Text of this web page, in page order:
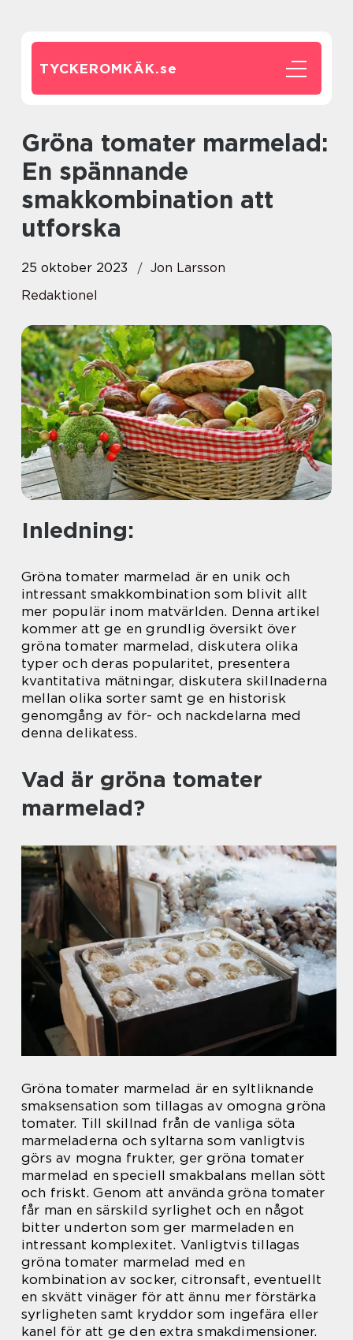
TYCKEROMKÄK.se
Gröna tomater marmelad:
En spännande
smakkombination att
utforska
25 oktober 2023
Jon Larsson
Redaktionel
Inledning:
Gröna tomater marmelad är en unik och
intressant smakkombination som blivit allt
mer populär inom matvärlden. Denna artikel
kommer att ge en grundlig översikt över
gröna tomater marmelad, diskutera olika
typer och deras popularitet, presentera
kvantitativa mätningar, diskutera skillnaderna
mellan olika sorter samt ge en historisk
genomgång av för- och nackdelarna med
denna delikatess.
Vad är gröna tomater
marmelad?
Gröna tomater marmelad är en syltliknande
smaksensation som tillagas av omogna gröna
tomater. Till skillnad från de vanliga söta
marmeladerna och syltarna som vanligtvis
görs av mogna frukter, ger gröna tomater
marmelad en speciell smakbalans mellan sött
och friskt. Genom att använda gröna tomater
får man en särskild syrlighet och en något
bitter underton som ger marmeladen en
intressant komplexitet. Vanligtvis tillagas
gröna tomater marmelad med en
kombination av socker, citronsaft, eventuellt
en skvätt vinäger för att ännu mer förstärka
syrligheten samt kryddor som ingefära eller
kanel för att ge den extra smakdimensioner.